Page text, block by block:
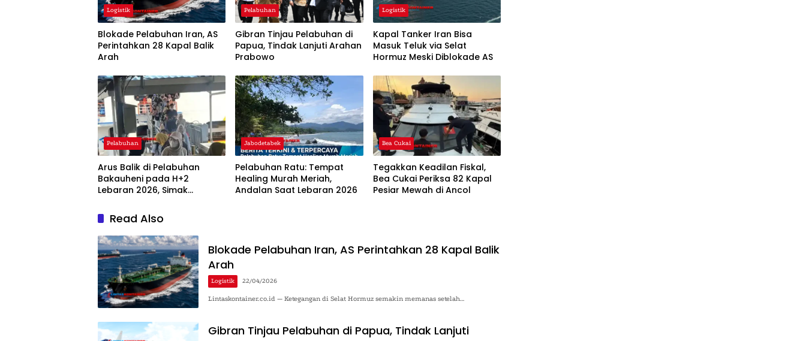
Logistik
Blokade Pelabuhan Iran, AS
Perintahkan 28 Kapal Balik
Arah
Pelabuhan
Gibran Tinjau Pelabuhan di
Papua, Tindak Lanjuti Arahan
Prabowo
Logistik
Kapal Tanker Iran Bisa
Masuk Teluk via Selat
Hormuz Meski Diblokade AS
Pelabuhan
Arus Balik di Pelabuhan
Bakauheni pada H+2
Lebaran 2026, Simak
Jabodetabek
Pelabuhan Ratu: Tempat
Healing Murah Meriah,
Andalan Saat Lebaran 2026
Bea Cukai
Tegakkan Keadilan Fiskal,
Bea Cukai Periksa 82 Kapal
Pesiar Mewah di Ancol
Read Also
Blokade Pelabuhan Iran, AS Perintahkan 28 Kapal Balik
Arah
Logistik 22/04/2026
Lintaskontainer.co.id — Ketegangan di Selat Hormuz semakin memanas setelah…
Gibran Tinjau Pelabuhan di Papua, Tindak Lanjuti